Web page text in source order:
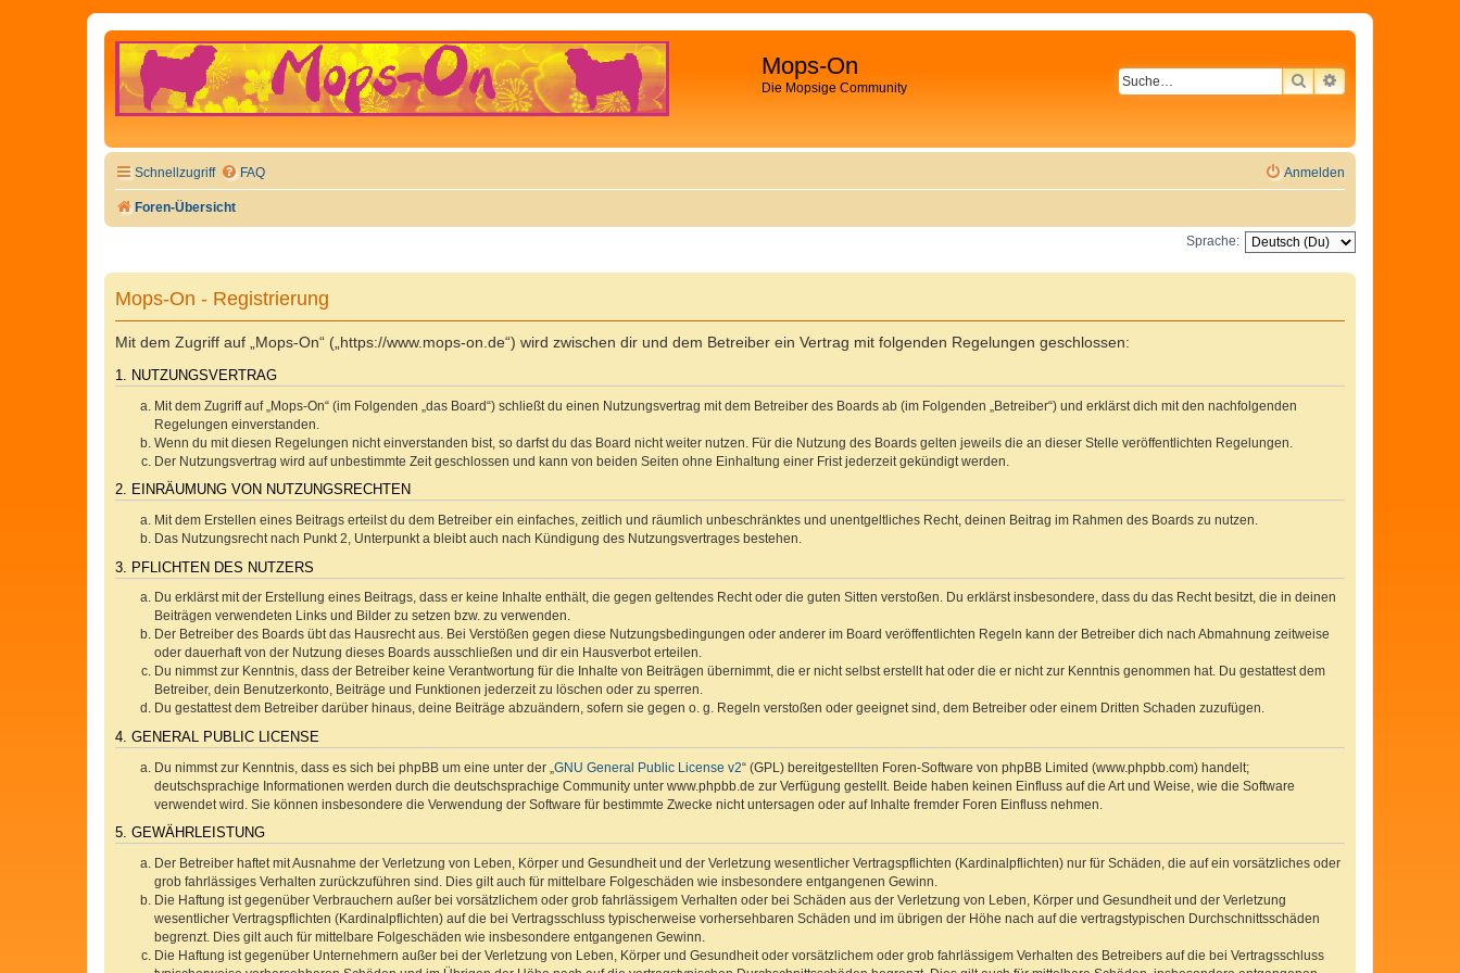
Mops-On
Die Mopsige Community SUCHEERWEITERTE
Schnellzugriff FAQ Anmelden
Foren-Übersicht
Sprache:
Mops-On - Registrierung
Mit dem Zugriff auf „Mops-On“ („https://www.mops-on.de“) wird zwischen dir und dem Betreiber ein Vertrag mit folgenden Regelungen geschlossen:
1. NUTZUNGSVERTRAG
Mit dem Zugriff auf „Mops-On“ (im Folgenden „das Board“) schließt du einen Nutzungsvertrag mit dem Betreiber des Boards ab (im Folgenden „Betreiber“) und erklärst dich mit den nachfolgenden
Regelungen einverstanden.
Wenn du mit diesen Regelungen nicht einverstanden bist, so darfst du das Board nicht weiter nutzen. Für die Nutzung des Boards gelten jeweils die an dieser Stelle veröffentlichten Regelungen.
Der Nutzungsvertrag wird auf unbestimmte Zeit geschlossen und kann von beiden Seiten ohne Einhaltung einer Frist jederzeit gekündigt werden.
2. EINRÄUMUNG VON NUTZUNGSRECHTEN
Mit dem Erstellen eines Beitrags erteilst du dem Betreiber ein einfaches, zeitlich und räumlich unbeschränktes und unentgeltliches Recht, deinen Beitrag im Rahmen des Boards zu nutzen.
Das Nutzungsrecht nach Punkt 2, Unterpunkt a bleibt auch nach Kündigung des Nutzungsvertrages bestehen.
3. PFLICHTEN DES NUTZERS
Du erklärst mit der Erstellung eines Beitrags, dass er keine Inhalte enthält, die gegen geltendes Recht oder die guten Sitten verstoßen. Du erklärst insbesondere, dass du das Recht besitzt, die in deinen
Beiträgen verwendeten Links und Bilder zu setzen bzw. zu verwenden.
Der Betreiber des Boards übt das Hausrecht aus. Bei Verstößen gegen diese Nutzungsbedingungen oder anderer im Board veröffentlichten Regeln kann der Betreiber dich nach Abmahnung zeitweise
oder dauerhaft von der Nutzung dieses Boards ausschließen und dir ein Hausverbot erteilen.
Du nimmst zur Kenntnis, dass der Betreiber keine Verantwortung für die Inhalte von Beiträgen übernimmt, die er nicht selbst erstellt hat oder die er nicht zur Kenntnis genommen hat. Du gestattest dem
Betreiber, dein Benutzerkonto, Beiträge und Funktionen jederzeit zu löschen oder zu sperren.
Du gestattest dem Betreiber darüber hinaus, deine Beiträge abzuändern, sofern sie gegen o. g. Regeln verstoßen oder geeignet sind, dem Betreiber oder einem Dritten Schaden zuzufügen.
4. GENERAL PUBLIC LICENSE
Du nimmst zur Kenntnis, dass es sich bei phpBB um eine unter der „ GNU General Public License v2“ (GPL) bereitgestellten Foren-Software von phpBB Limited (www.phpbb.com) handelt;
deutschsprachige Informationen werden durch die deutschsprachige Community unter www.phpbb.de zur Verfügung gestellt. Beide haben keinen Einfluss auf die Art und Weise, wie die Software
verwendet wird. Sie können insbesondere die Verwendung der Software für bestimmte Zwecke nicht untersagen oder auf Inhalte fremder Foren Einfluss nehmen.
5. GEWÄHRLEISTUNG
Der Betreiber haftet mit Ausnahme der Verletzung von Leben, Körper und Gesundheit und der Verletzung wesentlicher Vertragspflichten (Kardinalpflichten) nur für Schäden, die auf ein vorsätzliches oder
grob fahrlässiges Verhalten zurückzuführen sind. Dies gilt auch für mittelbare Folgeschäden wie insbesondere entgangenen Gewinn.
Die Haftung ist gegenüber Verbrauchern außer bei vorsätzlichem oder grob fahrlässigem Verhalten oder bei Schäden aus der Verletzung von Leben, Körper und Gesundheit und der Verletzung
wesentlicher Vertragspflichten (Kardinalpflichten) auf die bei Vertragsschluss typischerweise vorhersehbaren Schäden und im übrigen der Höhe nach auf die vertragstypischen Durchschnittsschäden
begrenzt. Dies gilt auch für mittelbare Folgeschäden wie insbesondere entgangenen Gewinn.
Die Haftung ist gegenüber Unternehmern außer bei der Verletzung von Leben, Körper und Gesundheit oder vorsätzlichem oder grob fahrlässigem Verhalten des Betreibers auf die bei Vertragsschluss